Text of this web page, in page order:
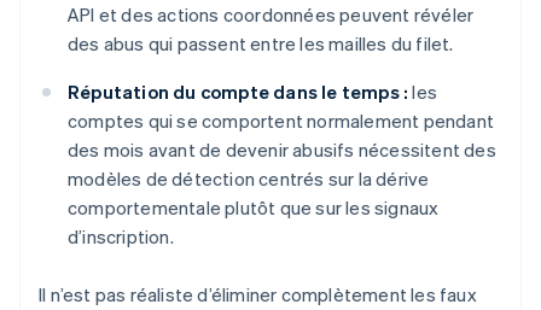
API et des actions coordonnées peuvent révéler
des abus qui passent entre les mailles du filet.
Réputation du compte dans le temps : les
comptes qui se comportent normalement pendant
des mois avant de devenir abusifs nécessitent des
modèles de détection centrés sur la dérive
comportementale plutôt que sur les signaux
d’inscription.
Il n’est pas réaliste d’éliminer complètement les faux